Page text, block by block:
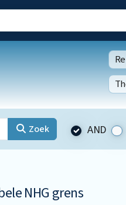
Zoek AND
NHG grens